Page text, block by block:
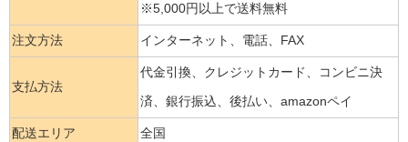
※5,000円以上で送料無料
注文方法 インターネット、電話、FAX
支払方法
代金引換、クレジットカード、コンビニ決
済、銀行振込、後払い、amazonペイ
配送エリア 全国